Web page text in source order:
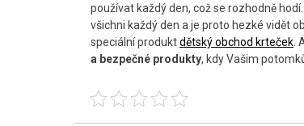
používat každý den, což se rozhodně
všichni každý den a je proto hezké vidět
speciální produktdětský obchod krteček .
a bezpečné produkty, kdy Vašim